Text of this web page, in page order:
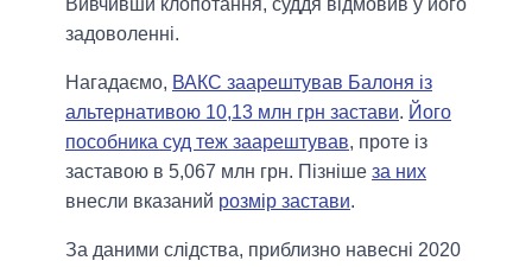
задоволенні.
Нагадаємо, ВАКС заарештував Балоня із
альтернативою 10,13 млн грн застави. Його
пособника суд теж заарештував, проте із
заставою в 5,067 млн грн. Пізніше за них
внесли вказаний розмір застави.
За даними слідства, приблизно навесні 2020